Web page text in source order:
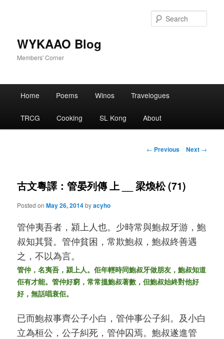
WYKAAO Blog
Members' Corner
Home Poems Winos Travelogues
TRCG Cooking SL Kong About
Post
← Previous Next →
古文粵譯：管晏列傳 上 __ 梁煥松 (71)
Posted onMay 26, 2014byacyho
管仲夷吾者，潁上人也。少時常與鮑叔牙游，鮑
叔知其賢。管仲貧困，常欺鮑叔，鮑叔終善遇
之，不以為言。
管仲，名夷吾，潁上人。佢年輕時同鮑叔牙做朋友，鮑叔知道
佢有才能。管仲好窮，常常搵鮑叔著數，但鮑叔始終對他好
好，無話唱衰佢。
已而鮑叔事齊公子小白，管仲事公子糾。及小白
立為桓公，公子糾死，管仲囚焉。鮑叔遂進管